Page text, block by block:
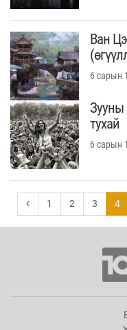
Ван
6 сарын
Зууны
тухай
6 сарын
1 2 3 4